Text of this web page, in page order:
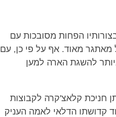
הפחות מסובכות עם
מאתגר מאוד. אף על פי כן, עם
להשגת הארה למען
חניכת קלאצ'קרה לקבוצות
קדושתו הדלאי לאמה העניק